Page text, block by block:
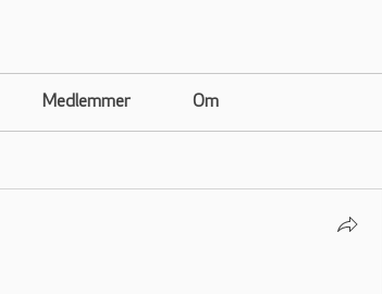
Medlemmer Om